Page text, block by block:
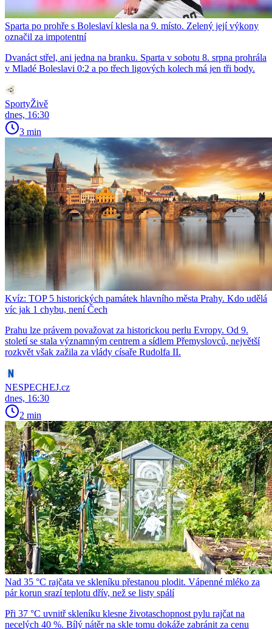
Sparta po prohře s Boleslaví klesla na 9. místo. Zelený její výkony
označil za impotentní
Dvanáct střel, ani jedna na branku. Sparta v sobotu 8. srpna prohrála
v Mladé Boleslavi 0:2 a po třech ligových kolech má jen tři body.
SportyŽivě
dnes, 16:30
3 min
Kvíz: TOP 5 historických památek hlavního města Prahy. Kdo udělá
víc jak 1 chybu, není Čech
Prahu lze právem považovat za historickou perlu Evropy. Od 9.
století se stala významným centrem a sídlem Přemyslovců, největší
rozkvět však zažila za vlády císaře Rudolfa II.
NESPECHEJ.cz
dnes, 16:30
2 min
Nad 35 °C rajčata ve skleníku přestanou plodit. Vápenné mléko za
pár korun srazí teplotu dřív, než se listy spálí
Při 37 °C uvnitř skleníku klesne životaschopnost pylu rajčat na
necelých 40 %. Bílý nátěr na skle tomu dokáže zabránit za cenu